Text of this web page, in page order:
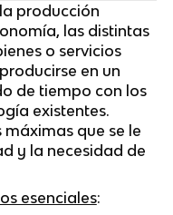
producción
las distintas
o servicios
en un
de tiempo con los
existentes.
que se le
y la necesidad de
esenciales: